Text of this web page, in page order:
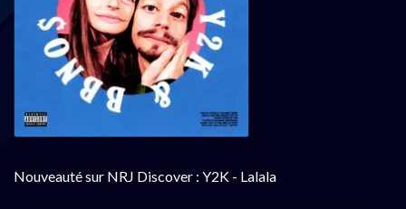
Nouveauté sur NRJ Discover : Y2K - Lalala